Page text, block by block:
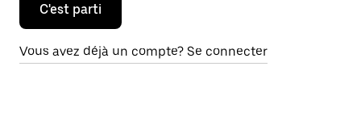
C'est parti
Vous avez déjà un compte? Se connecter